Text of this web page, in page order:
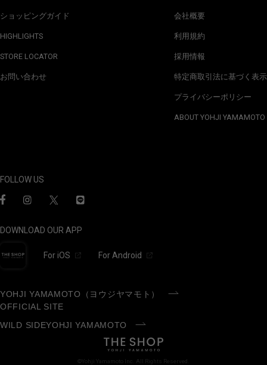
ショッピングガイド
HIGHLIGHTS
STORE LOCATOR
お問い合わせ
会社概要
利用規約
採用情報
特定商取引法に基づく表示
プライバシーポリシー
ABOUT YOHJI YAMAMOTO
FOLLOW US
DOWNLOAD OUR APP
For iOS For Android
YOHJI YAMAMOTO（ヨウジヤマモト）
OFFICIAL SITE
WILD SIDEYOHJI YAMAMOTO
©Yohji Yamamoto Inc. All Rights Reserved.